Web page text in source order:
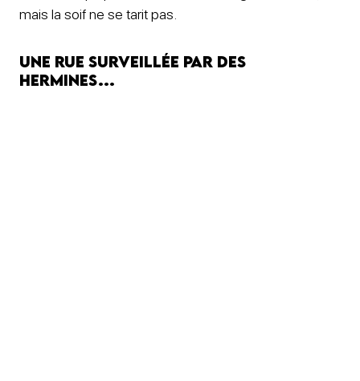
mais la soif ne se tarit pas.
Une rue surveillée par des
hermines…